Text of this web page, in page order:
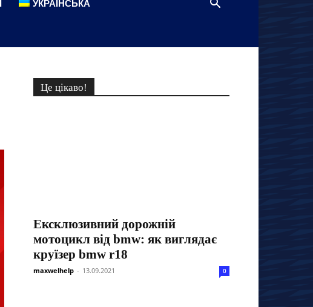
УКРАЇНСЬКА
Це цікаво!
Ексклюзивний дорожній
мотоцикл від bmw: як виглядає
круїзер bmw r18
maxwelhelp - 13.09.2021 0